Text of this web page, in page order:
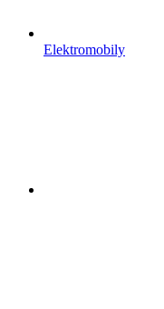
Elektromobily